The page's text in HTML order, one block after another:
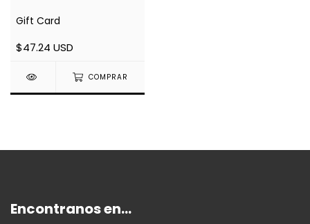
Gift Card
$47.24 USD
COMPRAR
Encontranos en...